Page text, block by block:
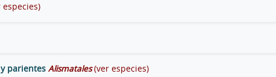
especies)
parientes Alismatales (ver especies)